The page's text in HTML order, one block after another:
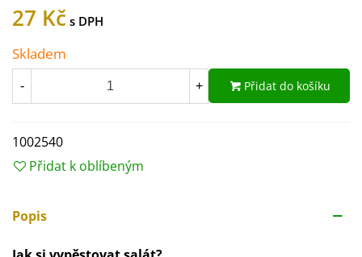
27 Kč
Skladem
- + Přidat do košíku
1002540
Přidat k oblíbeným
Popis